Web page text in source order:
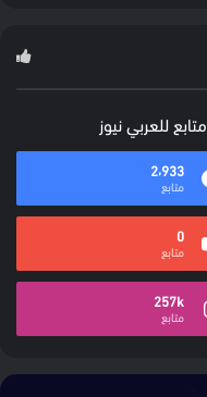
متابع للعربي نيوز
2٬933
متابع
0
متابع
257k
متابع